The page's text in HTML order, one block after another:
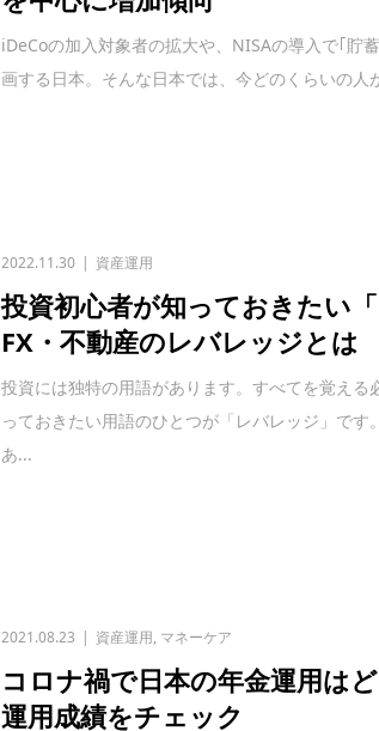
iDeCoの加入対象者の拡大や、NISAの導入で｢貯
画する日本。そんな日本では、今どのくらいの人
2022.11.30 資産運用
投資初心者が知っておきたい
FX・不動産のレバレッジとは
投資には独特の用語があります。すべてを覚える
っておきたい用語のひとつが「レバレッジ」で
あ...
2021.08.23 資産運用, マネーケア
コロナ禍で日本の年金運用は
運用成績をチェック